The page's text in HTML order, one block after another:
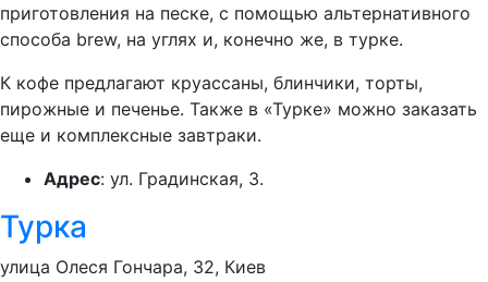
приготовления на песке, с помощью альтернативного
способа brew, на углях и, конечно же, в турке.
К кофе предлагают круассаны, блинчики, торты,
пирожные и печенье. Также в «Турке» можно заказать
еще и комплексные завтраки.
Адрес: ул. Градинская, 3.
Турка
улица Олеся Гончара, 32, Киев